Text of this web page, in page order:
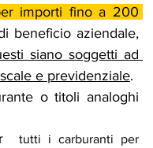
importi fino a 200
siano soggetti ad
e previdenziale.
o titoli analoghi
tutti i carburanti per